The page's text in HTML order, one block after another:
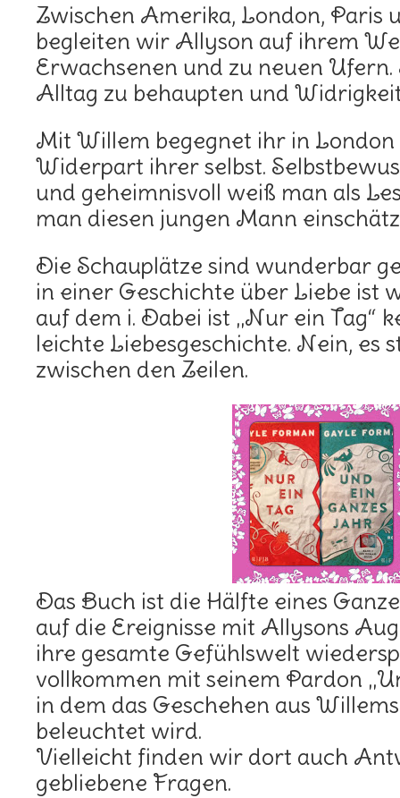
Zwischen Amerika, London, Paris
begleiten wir Allyson auf ihrem
Erwachsenen und zu neuen Ufern.
Alltag zu behaupten und
Mit Willem begegnet ihr in
Widerpart ihrer selbst.
und geheimnisvoll weiß man als
man diesen jungen Mann
Die Schauplätze sind wunderbar
in einer Geschichte über Liebe ist
auf dem i. Dabei ist „Nur ein Tag“
leichte Liebesgeschichte. Nein, es
zwischen den Zeilen.
Das Buch ist die Hälfte eines
auf die Ereignisse mit Allysons
ihre gesamte Gefühlswelt
vollkommen mit seinem Pardon
in dem das Geschehen aus
beleuchtet wird.
Vielleicht finden wir dort auch
gebliebene Fragen.